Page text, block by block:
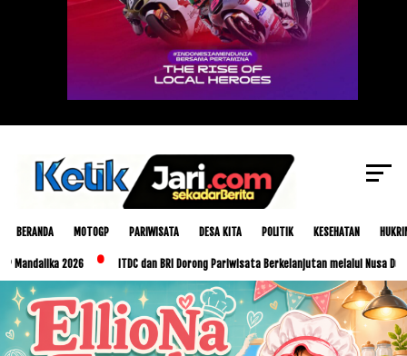
BERANDA MOTOGP PARIWISATA DESA KITA POLITIK KESEHATAN
2026 ITDC dan BRI Dorong Pariwisata Berkelanjutan melalui Nusa Dua Eco